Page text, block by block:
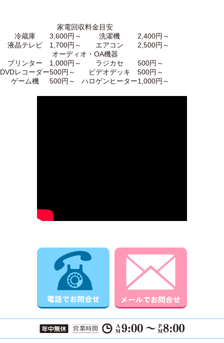
家電回収料金目安
冷蔵庫
3,600円～ 洗濯機
2,400円～
液晶テレビ
1,700円～ エアコン
2,500円～
オーディオ・OA機器
プリンター
1,000円～ ラジカセ
500円～
DVDレコーダー500円～ ビデオデッキ
500円～
ゲーム機
500円～ ハロゲンヒーター1,000円～
電話でお問合せ